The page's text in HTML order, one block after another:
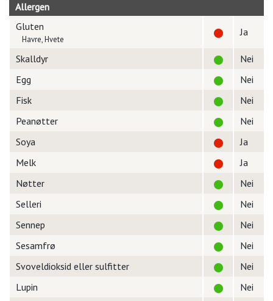
Allergen
Gluten
Havre, Hvete
Ja
Skalldyr
Nei
Egg
Nei
Fisk
Nei
Peanøtter
Nei
Soya
Ja
Melk
Ja
Nøtter
Nei
Selleri
Nei
Sennep
Nei
Sesamfrø
Nei
Svoveldioksid eller sulfitter
Nei
Lupin
Nei